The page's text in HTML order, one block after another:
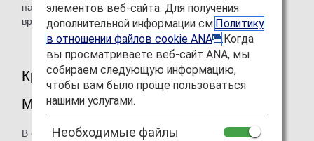
пассажиров, внезапно почувствовавших себя плохо во
время полета.
Круглосуточная медицинская служба
MedLink (международные рейсы)
В случае ухудшения состояния пассажира на
элементов веб-сайта. Для получения
дополнительной информации см.Политику
в отношении файлов cookie ANA
.Когда
вы просматриваете веб-сайт ANA, мы
собираем следующую информацию,
чтобы вам было проще пользоваться
нашими услугами.
Необходимые файлы